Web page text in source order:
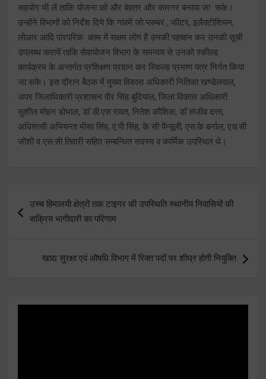
सहयोग भी लें ताकि योजना को और बेहतर और कारगर बनाया जा सके।
उन्होंने विभागों को निर्देश दिये कि गांवमें जो प्लम्बर , फीटर, इलैक्टीशियन,
लोेआर आदि पांरपरिक काम में सक्षम लोग हैं उनकी पहचान कर उनकी सूची
उपलब्ध करायें ताकि सेवायोजन विभाग के समन्वय से उनको स्कील्ड
कार्यक्रम के अन्तर्गत प्रशिक्षण प्रदान कर स्किल्ड प्रमाण पत्र निर्गत किया
जा सके। इस दौरान बैठक में मुख्य विकास अधिकारी नितिका खण्डेलवाल,
अपर जिलाधिकारी प्रशासन वीर सिंह बुदियाल, जिला विकास अधिकारी
सुशील मोहन डोभाल, डाॅ डी.एस रावत, नितेश कौशिक, डाॅ संजीव दत्ता,
अधिशासी अभियन्ता मीसा सिंह, ए.पी सिंह, के सी पैन्यूली, एस.के बर्नाल, एच.सी
जोशी व एस.सी तिवारी सहित सम्बन्धित सदस्य व कार्मिक उपस्थित थे।
navigation
उच्च हिमालयी क्षेत्रों तक टाइगर की उपस्थिति स्थानीय निवासियों की
सक्रिय भागीदारी का परिणाम
खाद्य सुरक्षा एवं औषधि विभाग में रिक्त पदों पर शीघ्र होगी नियुक्ति